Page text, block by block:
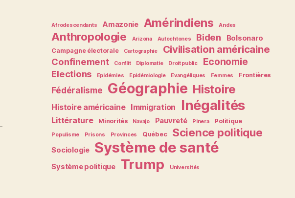
Afrodescendants Amazonie Amérindiens Andes
Anthropologie Arizona Autochtones Biden Bolsonaro
Campagne électorale Cartographie Civilisation américaine
Confinement Conflit Diplomatie Droit public Economie
Elections Epidémies Epidémiologie Evangéliques Femmes Frontières
Fédéralisme Géographie Histoire
Histoire américaine Immigration Inégalités
Littérature Minorités Navajo Pauvreté Pinera Politique
Populisme Prisons Provinces Québec Science politique
Sociologie Système de santé
Système politique Trump Universités